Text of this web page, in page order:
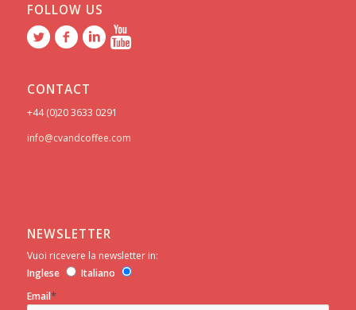
FOLLOW US
CONTACT
+44 (0)20 3633 0291
info@cvandcoffee.com
NEWSLETTER
Vuoi ricevere la newsletter in:
Inglese
Italiano
Email*